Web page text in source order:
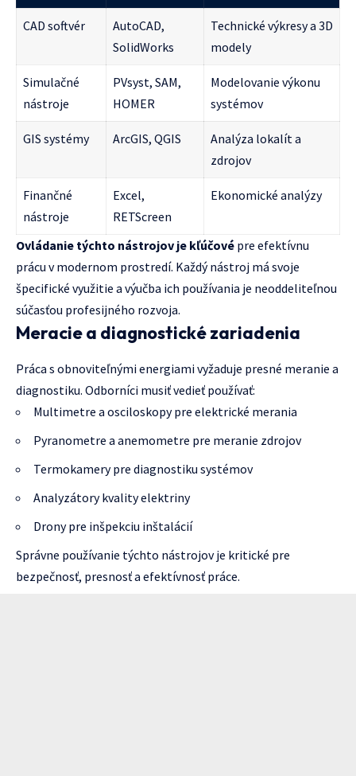
CAD softvér
AutoCAD,
SolidWorks
Technické výkresy a 3D
modely
Simulačné
nástroje
PVsyst, SAM,
HOMER
Modelovanie výkonu
systémov
GIS systémy ArcGIS, QGIS
Analýza lokalít a
zdrojov
Finančné
nástroje
Excel,
RETScreen
Ekonomické analýzy
Ovládanie týchto nástrojov je kľúčové pre efektívnu
prácu v modernom prostredí. Každý nástroj má svoje
špecifické využitie a výučba ich používania je neoddeliteľnou
súčasťou profesijného rozvoja.
Meracie a diagnostické zariadenia
Práca s obnoviteľnými energiami vyžaduje presné meranie a
diagnostiku. Odborníci musiť vedieť používať:
Multimetre a osciloskopy pre elektrické merania
Pyranometre a anemometre pre meranie zdrojov
Termokamery pre diagnostiku systémov
Analyzátory kvality elektriny
Drony pre inšpekciu inštalácií
Správne používanie týchto nástrojov je kritické pre
bezpečnosť, presnosť a efektívnosť práce.